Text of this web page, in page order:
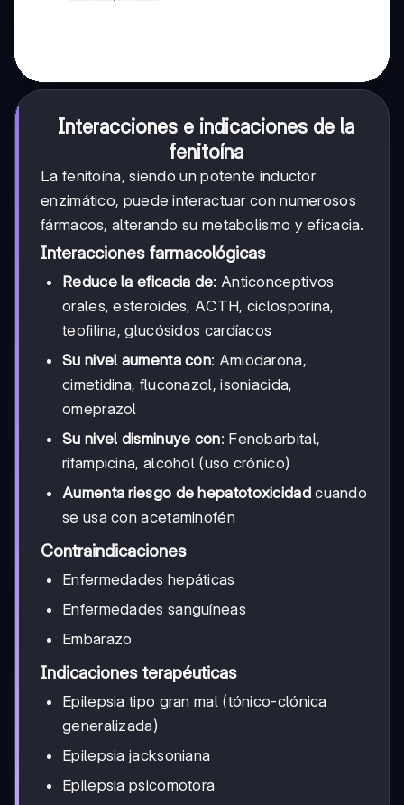
Interacciones e indicaciones de la
fenitoína
La fenitoína, siendo un potente inductor
enzimático, puede interactuar con numerosos
fármacos, alterando su metabolismo y eficacia.
Interacciones farmacológicas
Reduce la eficacia de: Anticonceptivos
orales, esteroides, ACTH, ciclosporina,
teofilina, glucósidos cardíacos
Su nivel aumenta con: Amiodarona,
cimetidina, fluconazol, isoniacida,
omeprazol
Su nivel disminuye con: Fenobarbital,
rifampicina, alcohol (uso crónico)
Aumenta riesgo de hepatotoxicidadcuando
se usa con acetaminofén
Contraindicaciones
Enfermedades hepáticas
Enfermedades sanguíneas
Embarazo
Indicaciones terapéuticas
Epilepsia tipo gran mal (tónico-clónica
generalizada)
Epilepsia jacksoniana
Epilepsia psicomotora